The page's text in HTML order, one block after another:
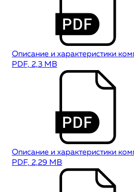
Описание и характеристики
PDF, 2,3 MB
Описание и характеристики
PDF, 2,29 MB